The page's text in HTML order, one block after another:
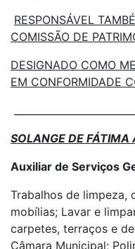
RESPONSÁVEL
COMISSÃO DE
DESIGNADO COMO
EM CONFORMIDADE
SOLANGE DE FÁTIMA
Auxiliar de Serviços
Trabalhos de limpeza,
mobílias; Lavar e
carpetes, terraços e
Câmara Municipal;